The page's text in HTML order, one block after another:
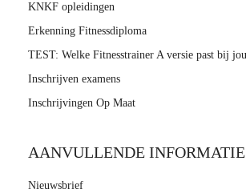
KNKF opleidingen
Erkenning Fitnessdiploma
TEST: Welke Fitnesstrainer A versie past bij
Inschrijven examens
Inschrijvingen Op Maat
AANVULLENDE INFORMATIE
Nieuwsbrief